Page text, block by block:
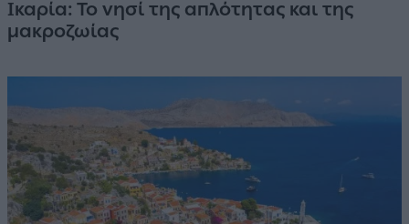
Ικαρία: Το νησί της απλότητας και της
μακροζωίας